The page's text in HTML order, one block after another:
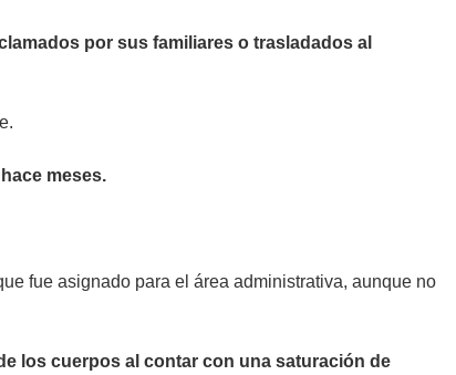
por sus familiares o trasladados al
meses.
fue asignado para el área administrativa, aunque no
los cuerpos al contar con una saturación de